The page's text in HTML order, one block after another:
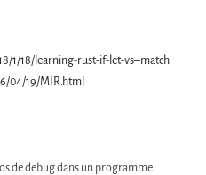
1/18/learning-rust-if-let-vs–match
04/19/MIR.html
de debug dans un programme